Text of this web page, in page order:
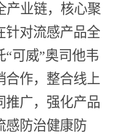
产业链，核心聚
针对流感产品全
可威”奥司他韦
合作，整合线上
推广，强化产品
感防治健康防